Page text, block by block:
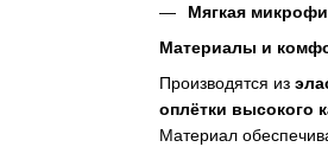
Мягкая
Материалы и
Производятся из
оплётки высокого
Материал